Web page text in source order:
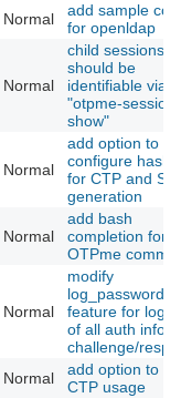
Normal
add sample
for openldap
Normal
child sessions
should be
identifiable via
"otpme-session
show"
Normal
add option to
configure hash
for CTP and
generation
Normal
add bash
completion for
OTPme
Normal
modify
log_passwords
feature for
of all auth infos
challenge/
Normal
add option to
CTP usage